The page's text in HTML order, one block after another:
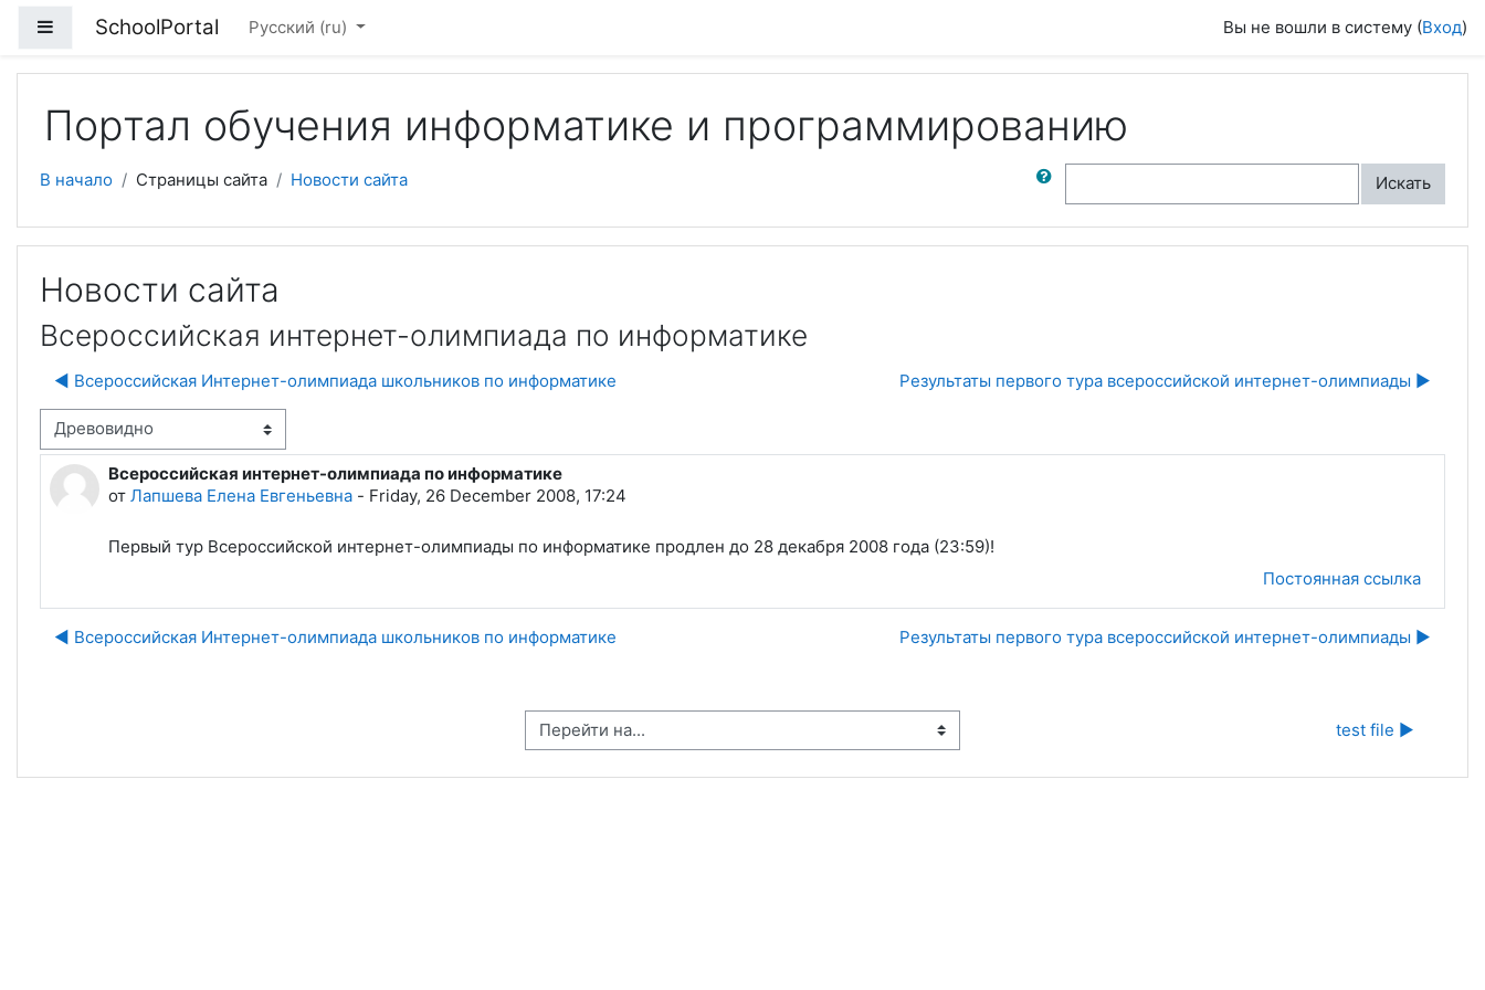
Боковая панель
SchoolPortal Русский ‎(ru)‎ Вы не вошли в систему (Вход)
Портал обучения информатике и программированию
В начало Страницы сайта Новости сайта
Поиск по форумам
Искать
Новости сайта
Всероссийская интернет-олимпиада по информатике
◀︎ Всероссийская Интернет-олимпиада школьников по информатике Результаты первого тура всероссийской интернет-олимпиады ▶︎
отображения
Всероссийская интернет-олимпиада по информатике
от Лапшева Елена Евгеньевна - Friday, 26 December 2008, 17:24
Количество ответов: 0
Первый тур Всероссийской интернет-олимпиады по информатике продлен до 28 декабря 2008 года (23:59)!
Постоянная ссылка
◀︎ Всероссийская Интернет-олимпиада школьников по информатике Результаты первого тура всероссийской интернет-олимпиады ▶︎
Перейти на... test file ▶︎